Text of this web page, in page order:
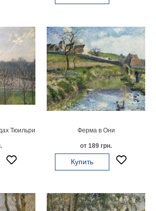
Тюильри Ферма в Они
от 189 грн.
Купить